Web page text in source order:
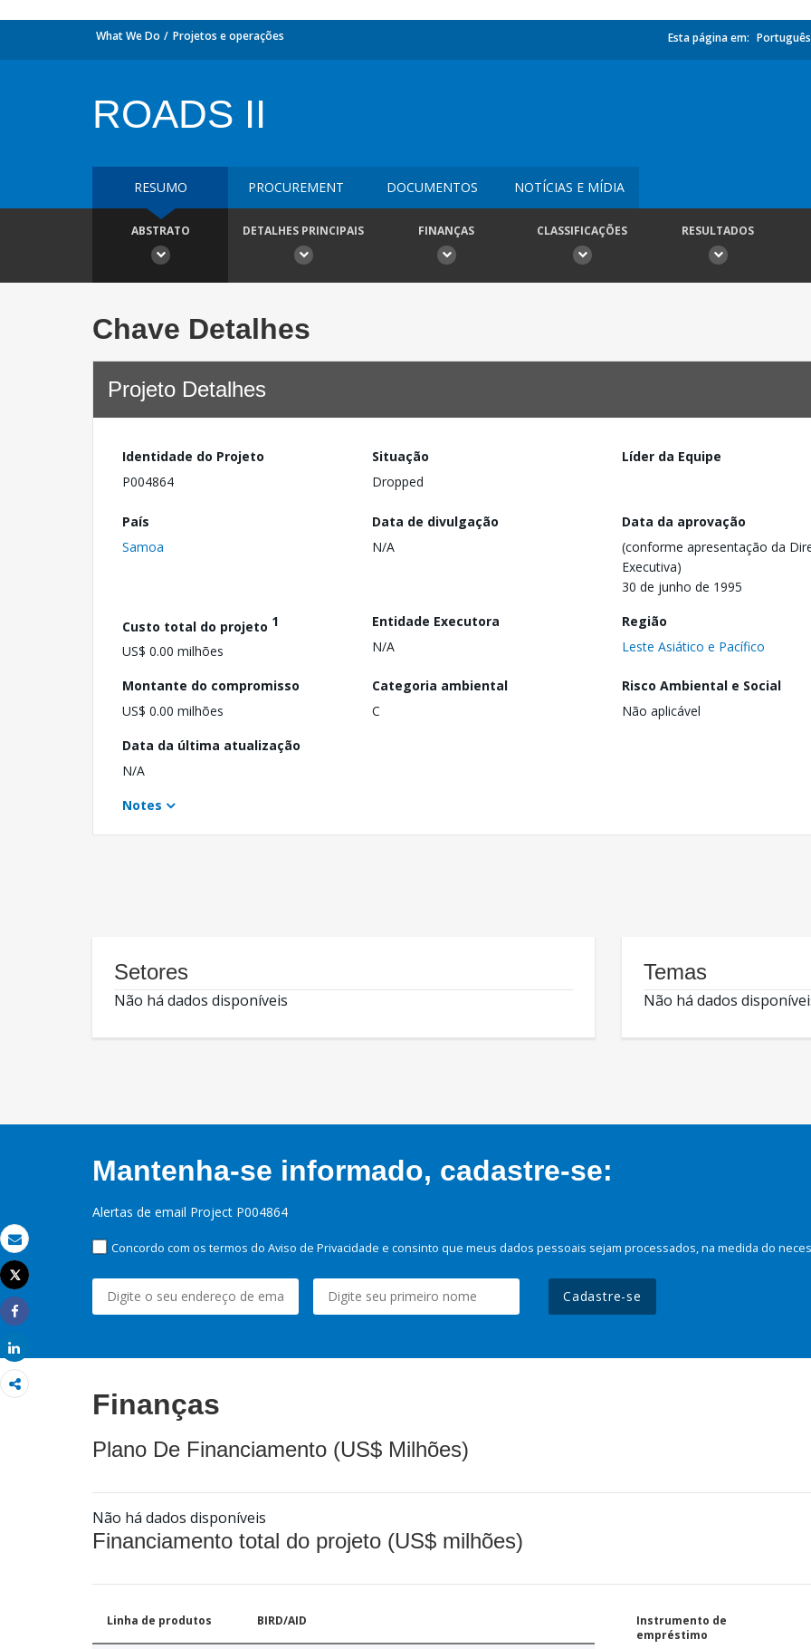
Email
Imprimir
Tweet
Share
What We Do Projetos e operações Esta página em: Português
ROADS II
RESUMO PROCUREMENT DOCUMENTOS NOTÍCIAS E MÍDIA
ABSTRATO DETALHES PRINCIPAIS FINANÇAS CLASSIFICAÇÕES RESULTADOS
Chave Detalhes
Projeto Detalhes
Identidade do Projeto
P004864
Situação
Dropped
Líder da Equipe
País
Samoa
Data de divulgação
N/A
Data da aprovação
(conforme apresentação da
Executiva)
30 de junho de 1995
Custo total do projeto 1
US$ 0.00 milhões
Entidade Executora
N/A
Região
Leste Asiático e Pacífico
Montante do compromisso
US$ 0.00 milhões
Categoria ambiental
C
Risco Ambiental e Social
Não aplicável
Data da última atualização
N/A
Notes
Setores
Não há dados disponíveis
Temas
Não há dados
Mantenha-se informado, cadastre-se:
Alertas de email Project P004864
Concordo com os termos do Aviso de Privacidade e consinto que meus dados pessoais sejam processados, na medida do
Cadastre-se
Finanças
Plano De Financiamento (US$ Milhões)
Não há dados disponíveis
Financiamento total do projeto (US$ milhões)
Linha de produtos BIRD/AID
Instrumento de
empréstimo